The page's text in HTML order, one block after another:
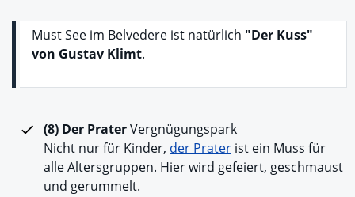
Must See im Belvedere ist natürlich "Der Kuss"
von Gustav Klimt.
(8) Der PraterVergnügungspark
Nicht nur für Kinder, der Prater ist ein Muss für
alle Altersgruppen. Hier wird gefeiert, geschmaust
und gerummelt.